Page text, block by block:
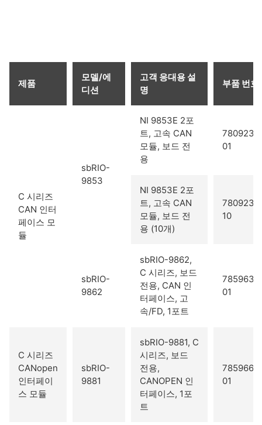
제품
모델/에
디션
고객 응대용 설
명
부품 번호
C 시리즈
CAN 인터
페이스 모
듈
sbRIO-
9853
NI 9853E 2포
트, 고속 CAN
모듈, 보드 전
용
780923-
01
NI 9853E 2포
트, 고속 CAN
모듈, 보드 전
용 (10개)
780923-
10
sbRIO-
9862
sbRIO-9862,
C 시리즈, 보드
전용, CAN 인
터페이스, 고
속/FD, 1포트
785963-
01
C 시리즈
CANopen
인터페이
스 모듈
sbRIO-
9881
sbRIO-9881, C
시리즈, 보드
전용,
CANOPEN 인
터페이스, 1포
트
785966-
01